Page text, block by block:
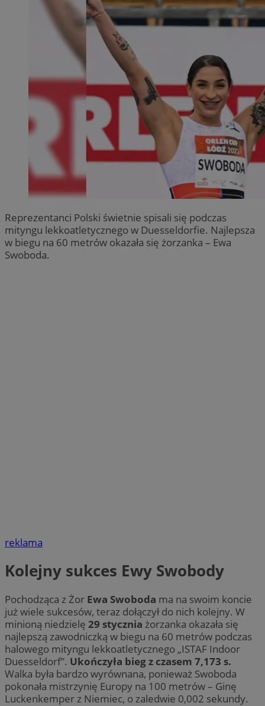
Reprezentanci Polski świetnie spisali się podczas
mityngu lekkoatletycznego w Duesseldorfie. Najlepsza
w biegu na 60 metrów okazała się żorzanka – Ewa
Swoboda.
reklama
Kolejny sukces Ewy Swobody
Pochodząca z Żor Ewa Swoboda ma na swoim koncie
już wiele sukcesów, teraz dołączył do nich kolejny. W
minioną niedzielę 29 stycznia żorzanka okazała się
najlepszą zawodniczką w biegu na 60 metrów podczas
halowego mityngu lekkoatletycznego „ISTAF Indoor
Duesseldorf”. Ukończyła bieg z czasem 7,173 s.
Walka była bardzo wyrównana, ponieważ Swoboda
pokonała mistrzynię Europy na 100 metrów – Ginę
Luckenkemper z Niemiec, o zaledwie 0,002 sekundy.